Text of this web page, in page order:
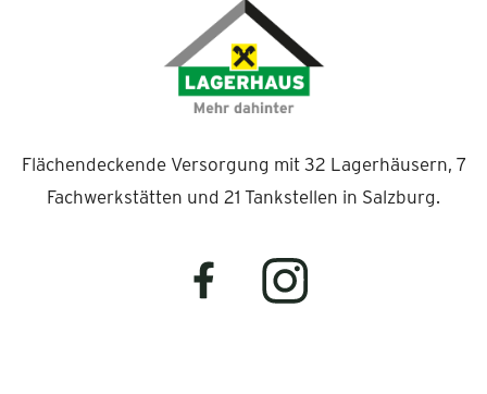
Flächendeckende Versorgung mit 32 Lagerhäusern, 7
Fachwerkstätten und 21 Tankstellen in Salzburg.